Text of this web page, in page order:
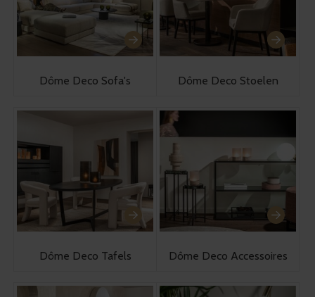
Dôme Deco Sofa's Dôme Deco Stoelen
Dôme Deco Tafels Dôme Deco Accessoires